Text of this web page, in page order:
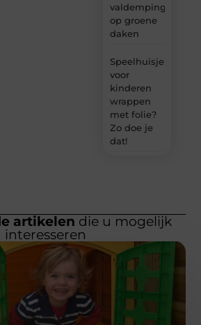
valdemping
op groene
daken
Speelhuisje
voor
kinderen
wrappen
met folie?
Zo doe je
dat!
artikelen die u mogelijk
interesseren